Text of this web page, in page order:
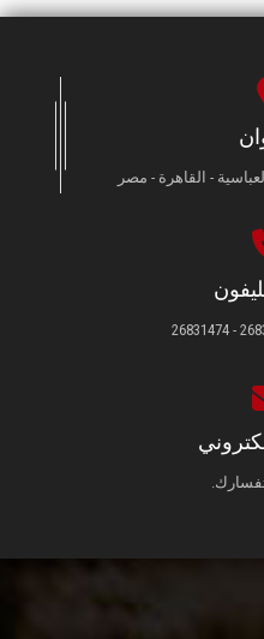
- القاهرة - مصر